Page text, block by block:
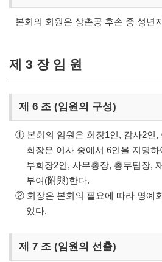
본회의 회원은 상촌공 후손 중 성년
제 3 장 임 원
제 6 조 (임원의 구성)
① 본회의 임원은 회장1인, 감사2인,
회장은 이사 중에서 6인을 지명
부회장2인, 사무총장, 총무팀장,
부여(附與)한다.
② 회장은 본회의 필요에 따라 명예
있다.
제 7 조 (임원의 선출)